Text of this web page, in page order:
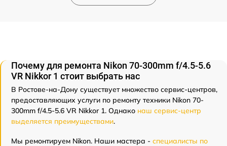
Почему для ремонта Nikon 70-300mm f/4.5-5.6
VR Nikkor 1 стоит выбрать нас
В Ростове-на-Дону существует множество сервис-центров,
предоставляющих услуги по ремонту техники Nikon 70-
300mm f/4.5-5.6 VR Nikkor 1. Однако наш сервис-центр
выделяется преимуществами.
Мы ремонтируем Nikon. Наши мастера - специалисты по